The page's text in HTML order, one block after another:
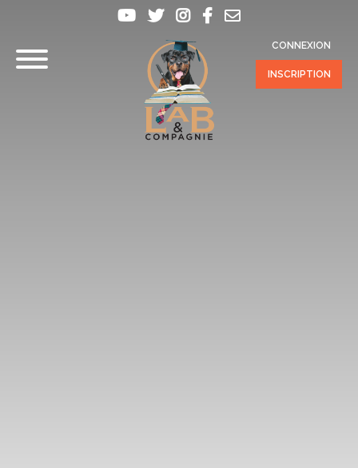
CONNEXION
INSCRIPTION